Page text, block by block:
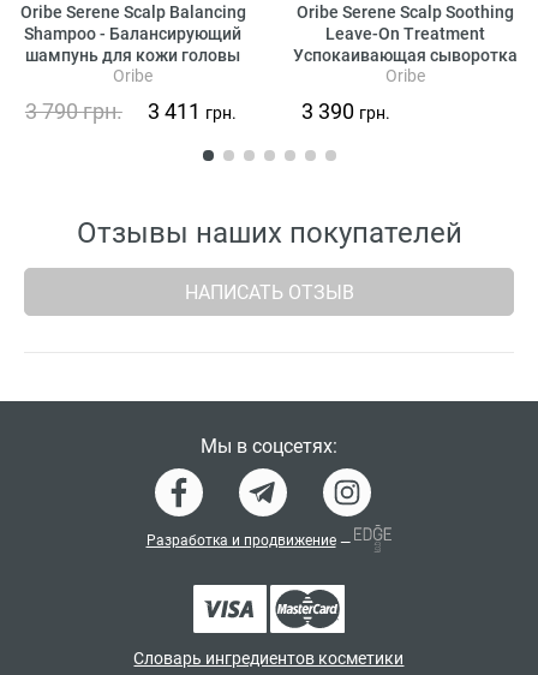
Oribe Serene Scalp Balancing
Shampoo - Балансирующий
шампунь для кожи головы
«Истинная гармония»
Oribe
3 790грн. 3 411 грн.
Oribe Serene Scalp Soothing
Leave-On Treatment
Успокаивающая сыворотка
для кожи головы «Истинная
Oribe
3 390 грн.
Отзывы наших покупателей
НАПИСАТЬ ОТЗЫВ
Словарь ингредиентов косметики
Мы в соцсетях:
Разработка и продвижение —